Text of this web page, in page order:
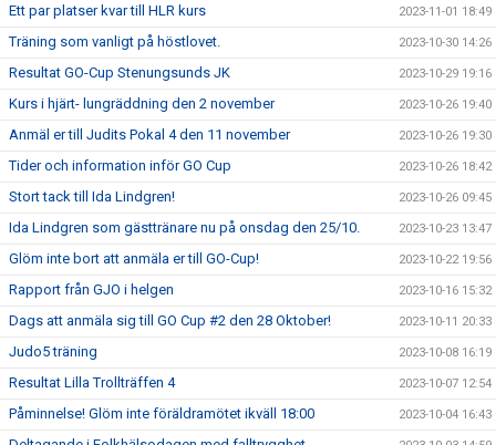
Ett par platser kvar till HLR kurs 2023-11-01 18:49
Träning som vanligt på höstlovet. 2023-10-30 14:26
Resultat GO-Cup Stenungsunds JK 2023-10-29 19:16
Kurs i hjärt- lungräddning den 2 november 2023-10-26 19:40
Anmäl er till Judits Pokal 4 den 11 november 2023-10-26 19:30
Tider och information inför GO Cup 2023-10-26 18:42
Stort tack till Ida Lindgren! 2023-10-26 09:45
Ida Lindgren som gästtränare nu på onsdag den 25/10. 2023-10-23 13:47
Glöm inte bort att anmäla er till GO-Cup! 2023-10-22 19:56
Rapport från GJO i helgen 2023-10-16 15:32
Dags att anmäla sig till GO Cup #2 den 28 Oktober! 2023-10-11 20:33
Judo5 träning 2023-10-08 16:19
Resultat Lilla Trollträffen 4 2023-10-07 12:54
Påminnelse! Glöm inte föräldramötet ikväll 18:00 2023-10-04 16:43